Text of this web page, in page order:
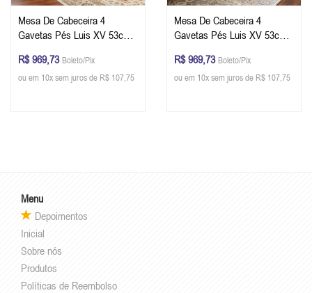
Mesa De Cabeceira 4
Gavetas Pés Luis XV 53cm
R$ 969,73 Boleto/Pix
ou em 10x sem juros de R$ 107,75
Mesa De Cabeceira 4
Gavetas Pés Luis XV 53cm
R$ 969,73 Boleto/Pix
ou em 10x sem juros de R$ 107,75
Menu
Depoimentos
Inicial
Sobre nós
Produtos
Políticas de Reembolso